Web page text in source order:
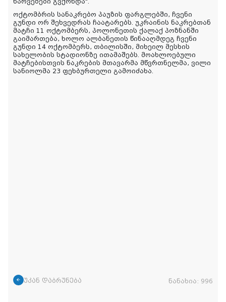
ხარვეზები გვქონდა".
ოქტომბრის სანაკრებო პაუზის ფარგლებში, ჩვენი
გუნდი ორ შეხვედრას ჩაატარებს. უკრაინის ნაკრებთან
მატჩი 11 ოქტომბერს, პოლონეთის ქალაქ პოზნანში
გაიმართება, ხოლო ალბანეთის წინააღმდეგ ჩვენი
გუნდი 14 ოქტომბერს, თბილისში, მიხეილ მესხის
სახელობის სტადიონზე ითამაშებს. მოახლოებული
მატჩებისთვის ნაკრების მთავარმა მწვრთნელმა, ვილი
სანიოლმა 23 ფეხბურთელი გამოიძახა.
უკან დაბრუნება ნანახია: 996